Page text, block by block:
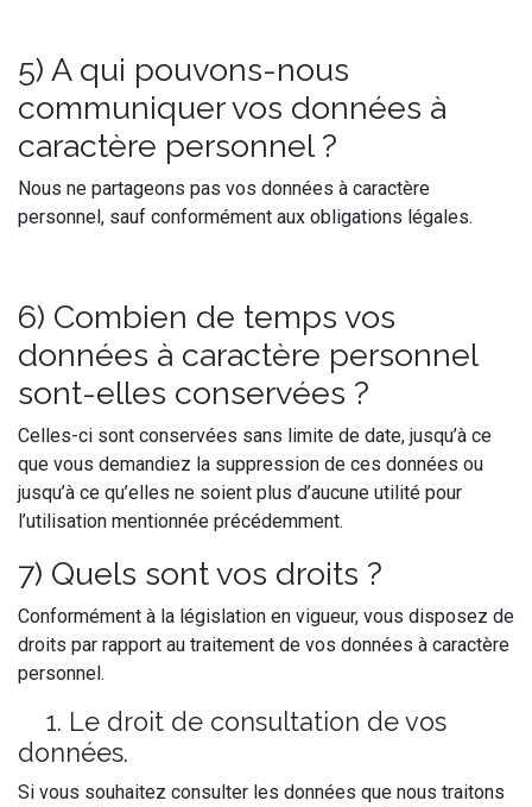
5) A qui pouvons-nous
communiquer vos données à
caractère personnel ?
Nous ne partageons pas vos données à caractère
personnel, sauf conformément aux obligations légales.
6) Combien de temps vos
données à caractère personnel
sont-elles conservées ?
Celles-ci sont conservées sans limite de date, jusqu’à ce
que vous demandiez la suppression de ces données ou
jusqu’à ce qu’elles ne soient plus d’aucune utilité pour
l’utilisation mentionnée précédemment.
7) Quels sont vos droits ?
Conformément à la législation en vigueur, vous disposez de
droits par rapport au traitement de vos données à caractère
personnel.
1. Le droit de consultation de vos
données.
Si vous souhaitez consulter les données que nous traitons